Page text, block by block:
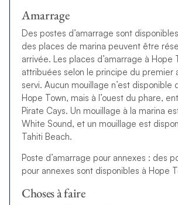
Amarrage
Des postes d’amarrage sont
des places de marina peuvent être
arrivée. Les places d’amarrage à Hope
attribuées selon le principe du premier
servi. Aucun mouillage n’est disponible
Hope Town, mais à l’ouest du phare,
Pirate Cays. Un mouillage à la marina
White Sound, et un mouillage est
Tahiti Beach.
Poste d’amarrage pour annexes : des
pour annexes sont disponibles à Hope
Choses à faire